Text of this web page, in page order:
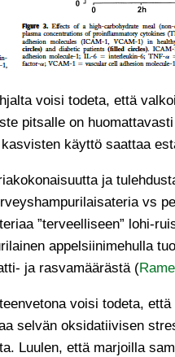
voisi todeta, että
pitsalle on
käyttö saattaa
ja
vs
”terveelliseen” lohi-
appelsiinimehulla
ja rasvamäärästä (
voisi todeta,
selvän oksidatiivisen
Luulen, että marjoilla